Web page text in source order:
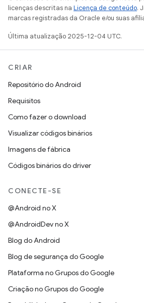
licenças descritas na Licença de conteúdo.
marcas registradas da Oracle e/ou suas
Última atualização 2025-12-04 UTC.
CRIAR
Repositório do Android
Requisitos
Como fazer o download
Visualizar códigos binários
Imagens de fábrica
Códigos binários do driver
CONECTE-SE
@Android no X
@AndroidDev no X
Blog do Android
Blog de segurança do Google
Plataforma no Grupos do Google
Criação no Grupos do Google